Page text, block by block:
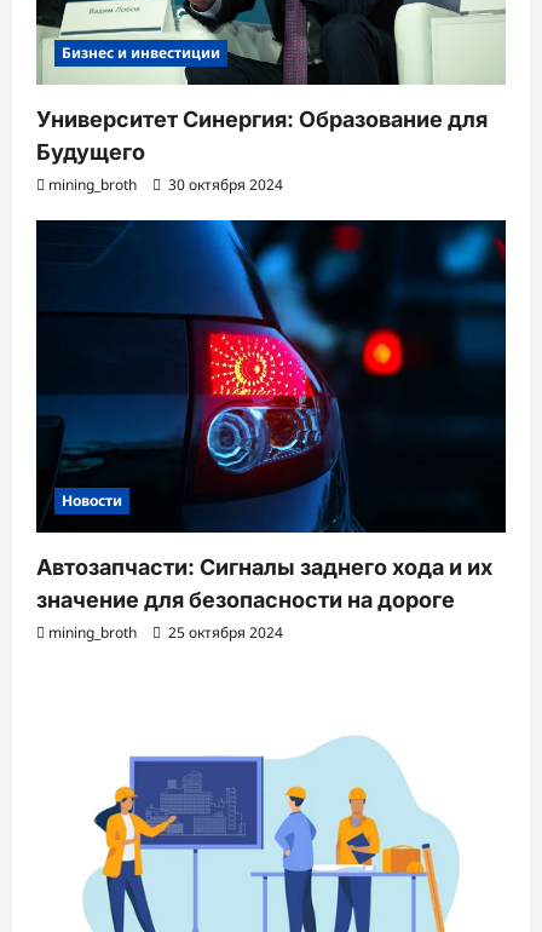
Бизнес и инвестиции
Университет Синергия: Образование для
Будущего
mining_broth 30 октября 2024
Новости
Автозапчасти: Сигналы заднего хода и их
значение для безопасности на дороге
mining_broth 25 октября 2024